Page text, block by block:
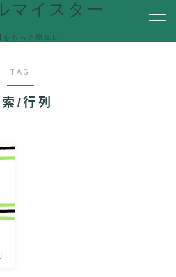
マイスター
もっと簡単に
機能や使い方を紹介
Applications)の機能を解説
処方法やQ＆Aなど
TAG
/行列